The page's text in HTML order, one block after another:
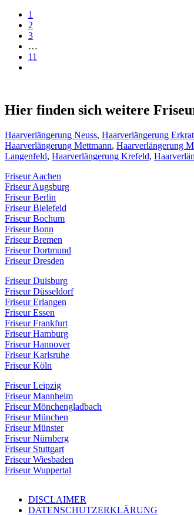
1
2
3
…
11
Hier finden sich weitere
Haarverlängerung Neuss, Haarverlängerung
Haarverlängerung Mettmann, Haarverlängerung
Langenfeld, Haarverlängerung Krefeld,
Friseur Aachen
Friseur Augsburg
Friseur Berlin
Friseur Bielefeld
Friseur Bochum
Friseur Bonn
Friseur Bremen
Friseur Dortmund
Friseur Dresden
Friseur Duisburg
Friseur Düsseldorf
Friseur Erlangen
Friseur Essen
Friseur Frankfurt
Friseur Hamburg
Friseur Hannover
Friseur Karlsruhe
Friseur Köln
Friseur Leipzig
Friseur Mannheim
Friseur Mönchengladbach
Friseur München
Friseur Münster
Friseur Nürnberg
Friseur Stuttgart
Friseur Wiesbaden
Friseur Wuppertal
DISCLAIMER
DATENSCHUTZERKLÄRUNG